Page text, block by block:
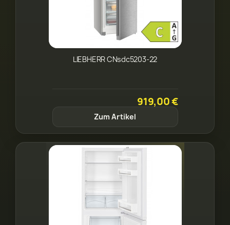
LIEBHERR CNsdc5203-22
919,00 €
Zum Artikel